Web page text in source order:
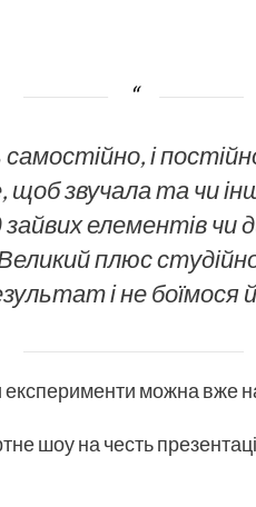
і
звучала та чи
елементів чи
плюс
і не боїмося
експерименти можна
шоу на честь